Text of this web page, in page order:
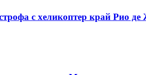
с хеликоптер край Рио